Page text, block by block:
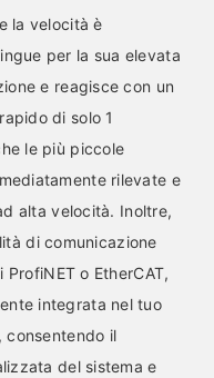
la velocità è
per la sua elevata
e reagisce con un
di solo 1
le più piccole
rilevate e
alta velocità. Inoltre,
di comunicazione
o EtherCAT,
integrata nel tuo
consentendo il
del sistema e